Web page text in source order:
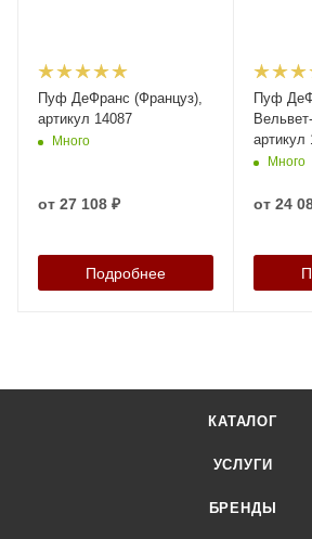
Пуф ДеФранс (Француз),
артикул 14087
Много
от 27 108 ₽
Подробнее
Пуф
артикул
Много
от 24
КАТАЛОГ
УСЛУГИ
БРЕНДЫ